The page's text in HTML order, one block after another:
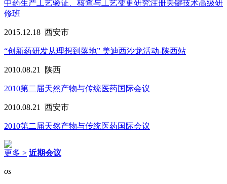
中药生产工艺验证、核查与工艺变更研究注册关键技术高级研
修班
2015.12.18 西安市
“创新药研发从理想到落地” 美迪西沙龙活动-陕西站
2010.08.21 陕西
2010第二届天然产物与传统医药国际会议
2010.08.21 西安市
2010第二届天然产物与传统医药国际会议
更多 > 近期会议
os